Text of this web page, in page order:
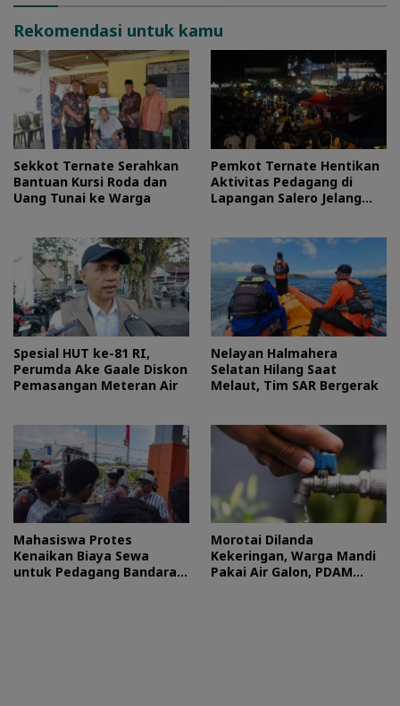
Rekomendasi untuk kamu
Sekkot Ternate Serahkan
Bantuan Kursi Roda dan
Uang Tunai ke Warga
Pemkot Ternate Hentikan
Aktivitas Pedagang di
Lapangan Salero Jelang
Spesial HUT ke-81 RI,
Perumda Ake Gaale Diskon
Pemasangan Meteran Air
Nelayan Halmahera
Selatan Hilang Saat
Melaut, Tim SAR Bergerak
Mahasiswa Protes
Kenaikan Biaya Sewa
untuk Pedagang Bandara
Morotai Dilanda
Kekeringan, Warga Mandi
Pakai Air Galon, PDAM